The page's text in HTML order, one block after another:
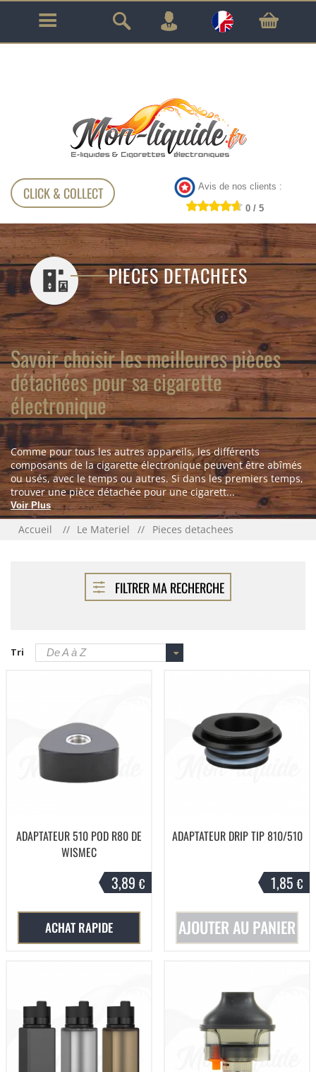
GARANTIE À VIE SUR TOUT LE MATÉRIEL
!!!
CLICK & COLLECT Avis de nos clients :
0 / 5
PIECES DETACHEES
Savoir choisir les meilleures pièces
détachées pour sa cigarette
électronique
Comme pour tous les autres appareils, les différents
composants de la cigarette électronique peuvent être abîmés
ou usés, avec le temps ou autres. Si dans les premiers temps,
trouver une pièce détachée pour une cigarett...
Voir Plus
Accueil Le Materiel Pieces detachees
FILTRER MA RECHERCHE
Tri De A à Z
ADAPTATEUR 510 POD R80 DE
WISMEC
3,89€
ACHAT RAPIDE
ADAPTATEUR DRIP TIP 810/510
1,85€
AJOUTER AU PANIER